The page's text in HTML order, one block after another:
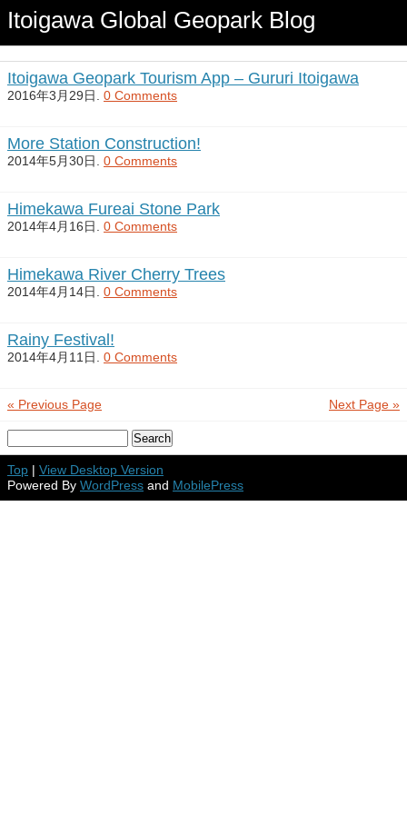
Itoigawa Global Geopark Blog
Itoigawa Geopark Tourism App – Gururi Itoigawa
2016年3月29日. 0 Comments
More Station Construction!
2014年5月30日. 0 Comments
Himekawa Fureai Stone Park
2014年4月16日. 0 Comments
Himekawa River Cherry Trees
2014年4月14日. 0 Comments
Rainy Festival!
2014年4月11日. 0 Comments
Next Page »
« Previous Page
Top | View Desktop Version
Powered By WordPress and MobilePress